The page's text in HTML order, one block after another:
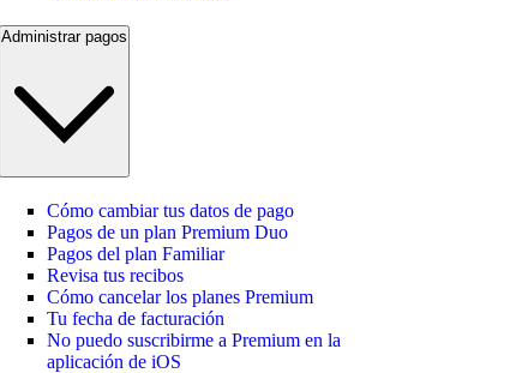
Administrar pagos
Cómo cambiar tus datos de pago
Pagos de un plan Premium Duo
Pagos del plan Familiar
Revisa tus recibos
Cómo cancelar los planes Premium
Tu fecha de facturación
No puedo suscribirme a Premium en la
aplicación de iOS